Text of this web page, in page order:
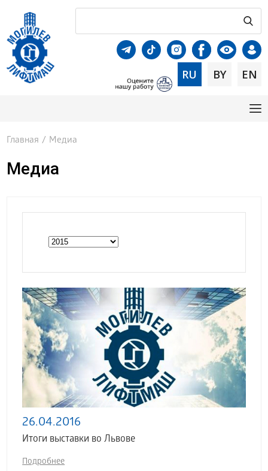
RU BY EN
Главная / Медиа
Медиа
26.04.2016
Итоги выставки во Львове
Подробнее